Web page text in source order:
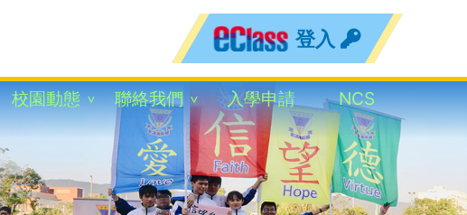
登入
校園動態 聯絡我們 入學申請 NCS